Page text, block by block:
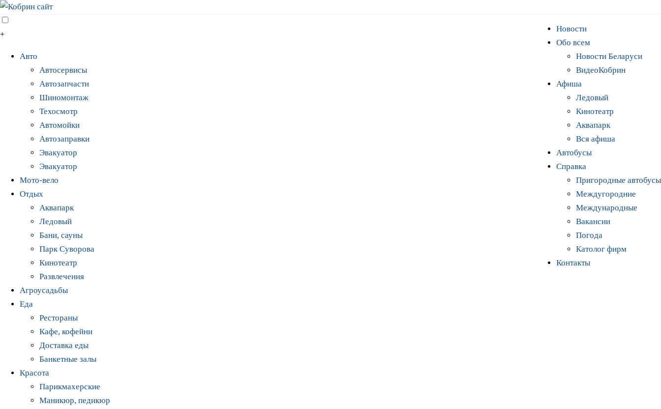
Новости
Обо всем
Новости Беларуси
ВидеоКобрин
Афиша
Ледовый
Кинотеатр
Аквапарк
Вся афиша
Автобусы
Справка
Пригородные автобусы
Междугородние
Международные
Вакансии
Погода
Католог фирм
Контакты
+
Авто
Автосервисы
Автозапчасти
Шиномонтаж
Техосмотр
Автомойки
Автозаправки
Эвакуатор
Эвакуатор
Мото-вело
Отдых
Аквапарк
Ледовый
Бани, сауны
Парк Суворова
Кинотеатр
Развлечения
Агроусадьбы
Еда
Рестораны
Кафе, кофейни
Доставка еды
Банкетные залы
Красота
Парикмахерские
Маникюр, педикюр